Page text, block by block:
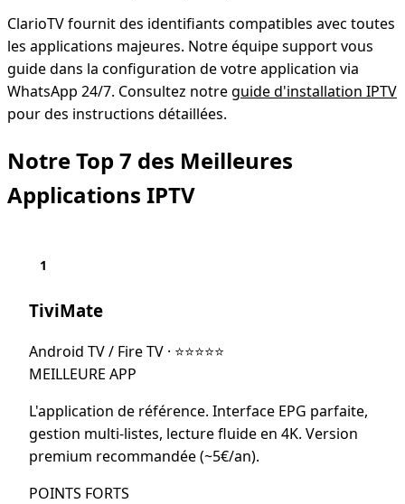
ClarioTV fournit des identifiants compatibles avec toutes
les applications majeures. Notre équipe support vous
guide dans la configuration de votre application via
WhatsApp 24/7. Consultez notreguide d'installation IPTV
pour des instructions détaillées.
Notre Top 7 des Meilleures
Applications IPTV
1
TiviMate
Android TV / Fire TV · ⭐⭐⭐⭐⭐
MEILLEURE APP
L'application de référence. Interface EPG parfaite,
gestion multi-listes, lecture fluide en 4K. Version
premium recommandée (~5€/an).
POINTS FORTS